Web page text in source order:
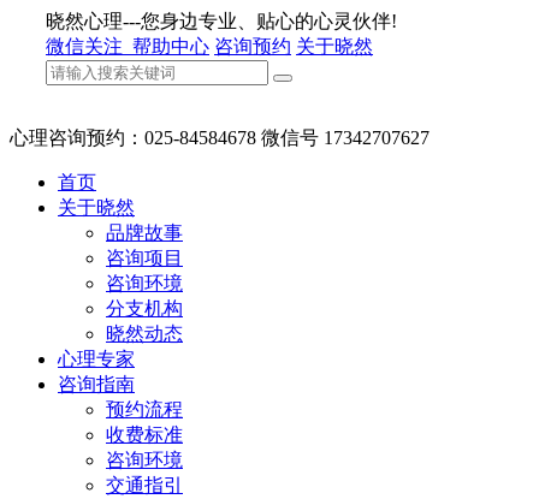
晓然心理---您身边专业、贴心的心灵伙伴!
微信关注 帮助中心 咨询预约 关于晓然
心理咨询预约：025-84584678 微信号 17342707627
首页
关于晓然
品牌故事
咨询项目
咨询环境
分支机构
晓然动态
心理专家
咨询指南
预约流程
收费标准
咨询环境
交通指引